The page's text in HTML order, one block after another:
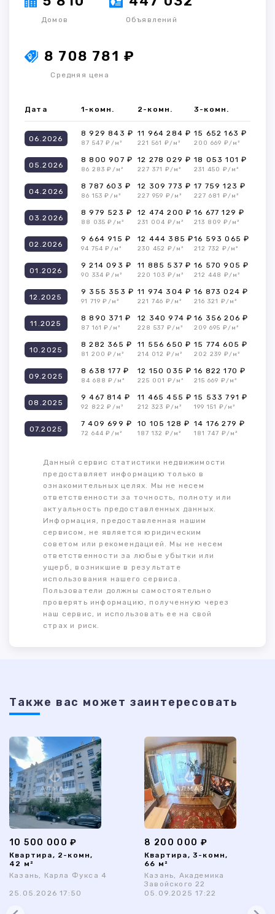
Домов Объявлений
8 708 781 ₽
Средняя цена
Дата 1-комн. 2-комн. 3-комн.
06.2026
8 929 843 ₽
87 547 ₽/м²
11 964 284 ₽
221 561 ₽/м²
15 652 163 ₽
200 669 ₽/м²
05.2026
8 800 907 ₽
86 283 ₽/м²
12 278 029 ₽
227 371 ₽/м²
18 053 101 ₽
231 450 ₽/м²
04.2026
8 787 603 ₽
86 153 ₽/м²
12 309 773 ₽
227 959 ₽/м²
17 759 123 ₽
227 681 ₽/м²
03.2026
8 979 523 ₽
88 035 ₽/м²
12 474 200 ₽
231 004 ₽/м²
16 677 129 ₽
213 809 ₽/м²
02.2026
9 664 915 ₽
94 754 ₽/м²
12 444 385 ₽
230 452 ₽/м²
16 593 065 ₽
212 732 ₽/м²
01.2026
9 214 093 ₽
90 334 ₽/м²
11 885 537 ₽
220 103 ₽/м²
16 570 905 ₽
212 448 ₽/м²
12.2025
9 355 353 ₽
91 719 ₽/м²
11 974 304 ₽
221 746 ₽/м²
16 873 024 ₽
216 321 ₽/м²
11.2025
8 890 371 ₽
87 161 ₽/м²
12 340 974 ₽
228 537 ₽/м²
16 356 206 ₽
209 695 ₽/м²
10.2025
8 282 365 ₽
81 200 ₽/м²
11 556 650 ₽
214 012 ₽/м²
15 774 605 ₽
202 239 ₽/м²
09.2025
8 638 177 ₽
84 688 ₽/м²
12 150 035 ₽
225 001 ₽/м²
16 822 170 ₽
215 669 ₽/м²
08.2025
9 467 814 ₽
92 822 ₽/м²
11 465 455 ₽
212 323 ₽/м²
15 533 791 ₽
199 151 ₽/м²
07.2025
7 409 699 ₽
72 644 ₽/м²
10 105 128 ₽
187 132 ₽/м²
14 176 279 ₽
181 747 ₽/м²
Данный сервис статистики недвижимости
предоставляет информацию только в
ознакомительных целях. Мы не несем
ответственности за точность, полноту или
актуальность предоставленных данных.
Информация, предоставленная нашим
сервисом, не является юридическим
советом или рекомендацией. Мы не несем
ответственности за любые убытки или
ущерб, возникшие в результате
использования нашего сервиса.
Пользователи должны самостоятельно
проверять информацию, полученную через
наш сервис, и использовать ее на свой
страх и риск.
Также ваc может заинтересовать
10 500 000 ₽
Квартира, 2-комн,
42 м²
Казань, Карла Фукса 4
25.05.2026 17:50
8 200 000 ₽
Квартира, 3-комн,
66 м²
Казань, Академика
Завойского 22
05.09.2025 17:22